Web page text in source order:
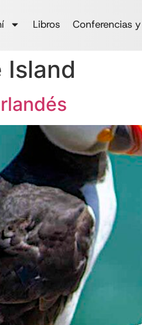
Libros Conferencias
Island